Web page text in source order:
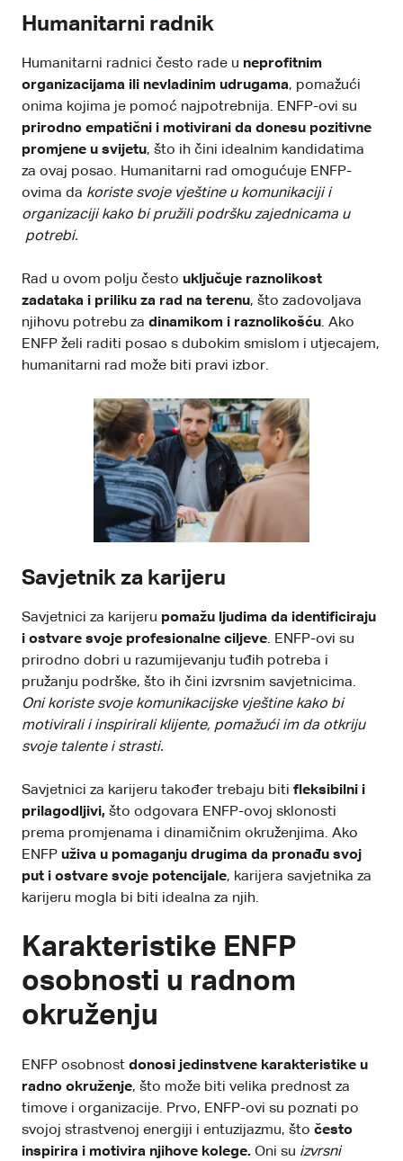
Humanitarni radnik
Humanitarni radnici često rade u neprofitnim
organizacijama ili nevladinim udrugama, pomažući
onima kojima je pomoć najpotrebnija. ENFP-ovi su
prirodno empatični i motivirani da donesu pozitivne
promjene u svijetu, što ih čini idealnim kandidatima
za ovaj posao. Humanitarni rad omogućuje ENFP-
ovima da koriste svoje vještine u komunikaciji i
organizaciji kako bi pružili podršku zajednicama u
potrebi.
Rad u ovom polju često uključuje raznolikost
zadataka i priliku za rad na terenu, što zadovoljava
njihovu potrebu za dinamikom i raznolikošću. Ako
ENFP želi raditi posao s dubokim smislom i utjecajem,
humanitarni rad može biti pravi izbor.
Savjetnik za karijeru
Savjetnici za karijeru pomažu ljudima da identificiraju
i ostvare svoje profesionalne ciljeve. ENFP-ovi su
prirodno dobri u razumijevanju tuđih potreba i
pružanju podrške, što ih čini izvrsnim savjetnicima.
Oni koriste svoje komunikacijske vještine kako bi
motivirali i inspirirali klijente, pomažući im da otkriju
svoje talente i strasti.
Savjetnici za karijeru također trebaju biti fleksibilni i
prilagodljivi, što odgovara ENFP-ovoj sklonosti
prema promjenama i dinamičnim okruženjima. Ako
ENFP uživa u pomaganju drugima da pronađu svoj
put i ostvare svoje potencijale, karijera savjetnika za
karijeru mogla bi biti idealna za njih.
Karakteristike ENFP
osobnosti u radnom
okruženju
ENFP osobnost donosi jedinstvene karakteristike u
radno okruženje, što može biti velika prednost za
timove i organizacije. Prvo, ENFP-ovi su poznati po
svojoj strastvenoj energiji i entuzijazmu, što često
inspirira i motivira njihove kolege. Oni su izvrsni